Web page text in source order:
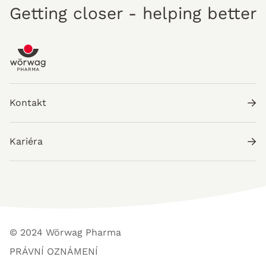
Getting closer - helping better
Kontakt
Kariéra
© 2024 Wörwag Pharma
PRÁVNÍ OZNÁMENÍ